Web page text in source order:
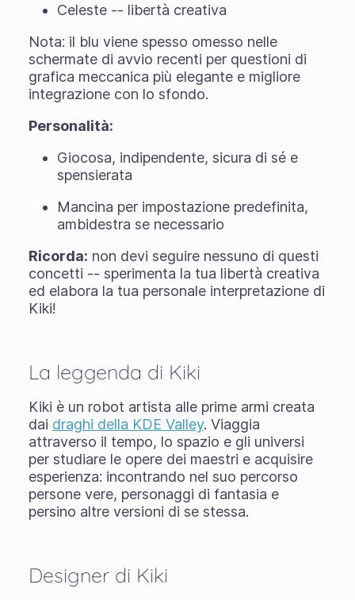
Celeste -- libertà creativa
Nota: il blu viene spesso omesso nelle
schermate di avvio recenti per questioni di
grafica meccanica più elegante e migliore
integrazione con lo sfondo.
Personalità:
Giocosa, indipendente, sicura di sé e
spensierata
Mancina per impostazione predefinita,
ambidestra se necessario
Ricorda: non devi seguire nessuno di questi
concetti -- sperimenta la tua libertà creativa
ed elabora la tua personale interpretazione di
Kiki!
La leggenda di Kiki
Kiki è un robot artista alle prime armi creata
dai draghi della KDE Valley. Viaggia
attraverso il tempo, lo spazio e gli universi
per studiare le opere dei maestri e acquisire
esperienza: incontrando nel suo percorso
persone vere, personaggi di fantasia e
persino altre versioni di se stessa.
Designer di Kiki